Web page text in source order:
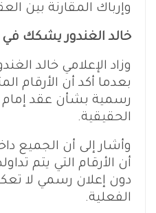
وإرباك المقارنة بين
خالد الغندور يشكك في
وزاد الإعلامي خالد
بعدما أكد أن الأرقام
رسمية بشأن عقد إمام
الحقيقية.
وأشار إلى أن الجميع
أن الأرقام التي يتم
دون إعلان رسمي لا
الفعلية.